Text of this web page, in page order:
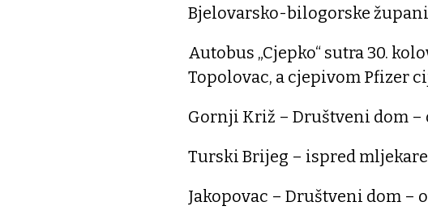
Bjelovarsko-bilogorske
Autobus „Cjepko“ sutra 30.
Topolovac, a cjepivom Pfizer
Gornji Križ – Društveni dom –
Turski Brijeg – ispred mljekare
Jakopovac – Društveni dom –